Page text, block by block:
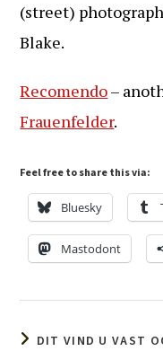
(street)
Blake.
Recomendo–
Frauenfelder.
Feel free to share this via:
Bluesky
Mastodont
DIT VIND U VAST